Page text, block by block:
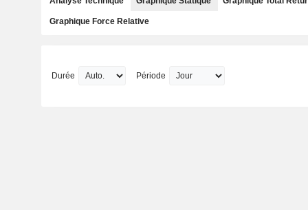
Graphique Force Relative
Durée Période